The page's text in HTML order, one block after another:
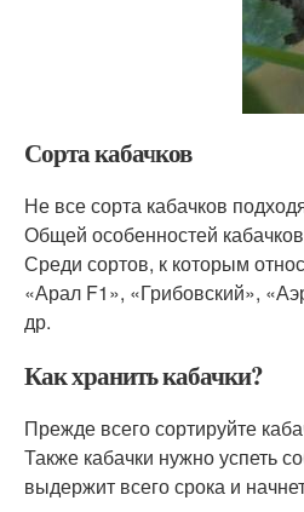
Сорта кабачков
Не все сорта кабачков
Общей особенностей
Среди сортов, к которым
«Арал F1», «Грибовский»,
др.
Как хранить кабачки?
Прежде всего сортируйте
Также кабачки нужно успеть
выдержит всего срока и